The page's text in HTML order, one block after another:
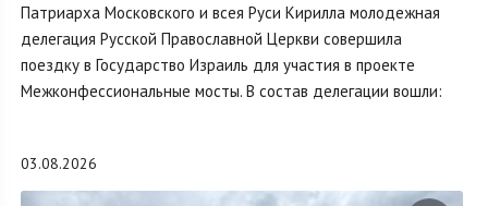
Патриарха Московского и всея Руси Кирилла молодежная
делегация Русской Православной Церкви совершила
поездку в Государство Израиль для участия в проекте
Межконфессиональные мосты. В состав делегации вошли:
03.08.2026